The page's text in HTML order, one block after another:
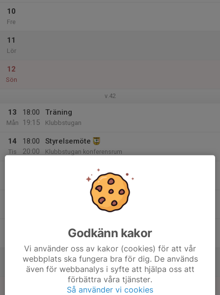
10
Fre
11
Lör
12
Sön
v.42
13
Mån
18:00
19:15
Träning
Klubbstugan
14
Tis
18:00
20:00
Styrelsemöte
Klubbstugan konferensrum
Privat uthyrt
Klubbstugan
sagik möte
Godkänn kakor
Vi använder oss av kakor (cookies) för att vår
webbplats ska fungera bra för dig. De används
även för webbanalys i syfte att hjälpa oss att
förbättra våra tjänster.
Så använder vi cookies